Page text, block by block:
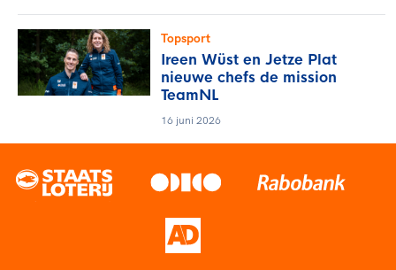
Topsport
Ireen Wüst en Jetze Plat
nieuwe chefs de mission
TeamNL
16 juni 2026